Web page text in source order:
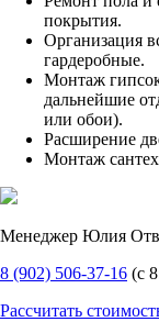
покрытия.
Организация
гардеробные.
Монтаж
дальнейшие
или обои).
Расширение
Монтаж
Менеджер Юлия
8 (902) 506-37-16 (с
Рассчитать